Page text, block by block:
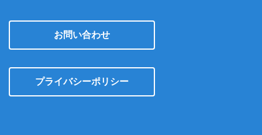
お問い合わせ
プライバシーポリシー